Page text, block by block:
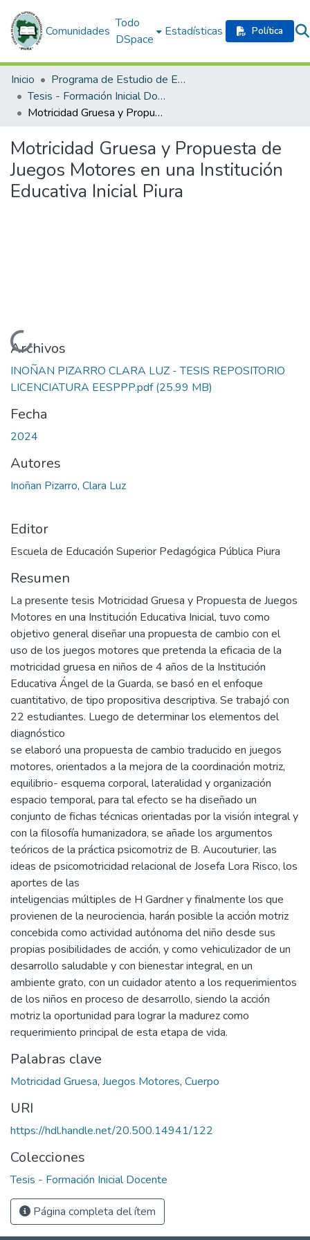
Comunidades
Todo
DSpace
Estadísticas Política
Inicio
Programa de Estudio de Educación Inicial
Tesis - Formación Inicial Docente
Motricidad Gruesa y Propuesta de Juegos Motores en una Institución Educativa Inicial Piura
Motricidad Gruesa y Propuesta de
Juegos Motores en una Institución
Educativa Inicial Piura
Cargando...
Archivos
INOÑAN PIZARRO CLARA LUZ - TESIS REPOSITORIO
LICENCIATURA EESPPP.pdf(25.99 MB)
Fecha
2024
Autores
Inoñan Pizarro, Clara Luz
Editor
Escuela de Educación Superior Pedagógica Pública Piura
Resumen
La presente tesis Motricidad Gruesa y Propuesta de Juegos
Motores en una Institución Educativa Inicial, tuvo como
objetivo general diseñar una propuesta de cambio con el
uso de los juegos motores que pretenda la eficacia de la
motricidad gruesa en niños de 4 años de la Institución
Educativa Ángel de la Guarda, se basó en el enfoque
cuantitativo, de tipo propositiva descriptiva. Se trabajó con
22 estudiantes. Luego de determinar los elementos del
diagnóstico
se elaboró una propuesta de cambio traducido en juegos
motores, orientados a la mejora de la coordinación motriz,
equilibrio- esquema corporal, lateralidad y organización
espacio temporal, para tal efecto se ha diseñado un
conjunto de fichas técnicas orientadas por la visión integral y
con la filosofía humanizadora, se añade los argumentos
teóricos de la práctica psicomotriz de B. Aucouturier, las
ideas de psicomotricidad relacional de Josefa Lora Risco, los
aportes de las
inteligencias múltiples de H Gardner y finalmente los que
provienen de la neurociencia, harán posible la acción motriz
concebida como actividad autónoma del niño desde sus
propias posibilidades de acción, y como vehiculizador de un
desarrollo saludable y con bienestar integral, en un
ambiente grato, con un cuidador atento a los requerimientos
de los niños en proceso de desarrollo, siendo la acción
motriz la oportunidad para lograr la madurez como
requerimiento principal de esta etapa de vida.
Palabras clave
Motricidad Gruesa, Juegos Motores, Cuerpo
URI
https://hdl.handle.net/20.500.14941/122
Colecciones
Tesis - Formación Inicial Docente
Página completa del ítem